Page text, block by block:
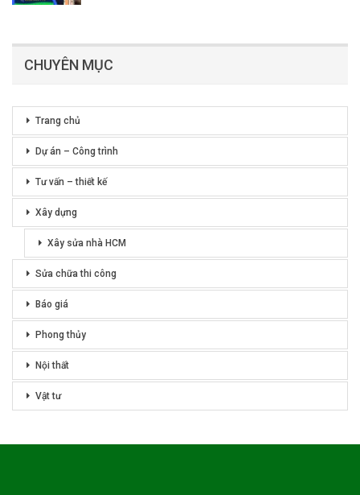
CHUYÊN MỤC
Trang chủ
Dự án – Công trình
Tư vấn – thiết kế
Xây dựng
Xây sửa nhà HCM
Sửa chữa thi công
Báo giá
Phong thủy
Nội thất
Vật tư